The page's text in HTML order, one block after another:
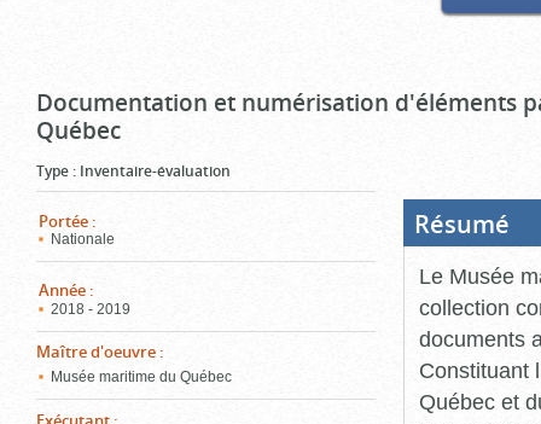
Documentation et numérisation d'éléments
Québec
Type : Inventaire-évaluation
Portée :
Nationale
Année :
2018 - 2019
Maître d'oeuvre :
Musée maritime du Québec
Résumé
Le Musée
collection
documents
Constituant
Québec et